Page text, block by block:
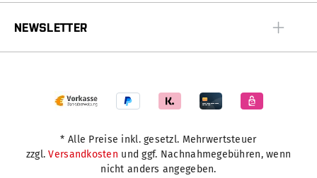
NEWSLETTER
* Alle Preise inkl. gesetzl. Mehrwertsteuer
zzgl.Versandkosten und ggf. Nachnahmegebühren, wenn
nicht anders angegeben.